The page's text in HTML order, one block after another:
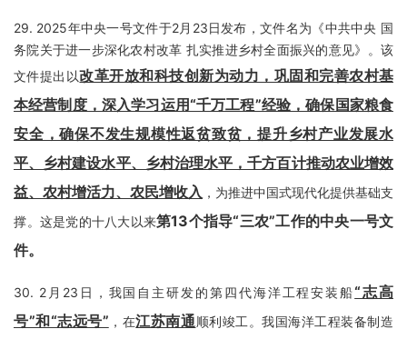
29. ‌2025年中央一号文件于2月23日发布，文件名为《中共中央 国
务院关于进一步深化农村改革 扎实推进乡村全面振兴的意见》‌。该
文件提出以改革开放和科技创新为动力，巩固和完善农村基
本经营制度，深入学习运用“千万工程”经验，确保国家粮食
安全，确保不发生规模性返贫致贫，提升乡村产业发展水
平、乡村建设水平、乡村治理水平，千方百计推动农业增效
益、农村增活力、农民增收入 ，为推进中国式现代化提供基础支
撑‌。这是党的十八大以来第13个指导“三农”工作的中央一号文
件。
30. 2月23日，我国自主研发的第四代海洋工程安装船“志高
号”和“志远号” ，在江苏南通顺利竣工。我国海洋工程装备制造